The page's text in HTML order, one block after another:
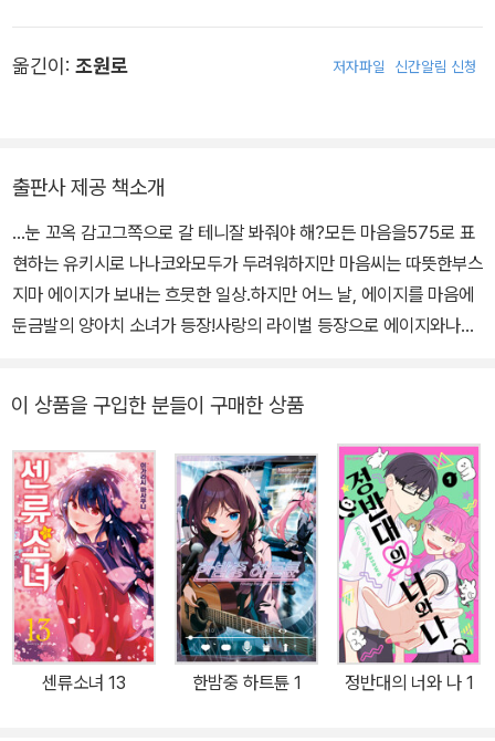
옮긴이: 조원로 저자파일 신간알림 신청
출판사 제공 책소개
…눈 꼬옥 감고그쪽으로 갈 테니잘 봐줘야 해?모든 마음을575로 표
현하는 유키시로 나나코와모두가 두려워하지만 마음씨는 따뜻한부스
지마 에이지가 보내는 흐뭇한 일상.하지만 어느 날, 에이지를 마음에
둔금발의 양아치 소녀가 등장!사랑의 라이벌 등장으로 에이지와나나
이 상품을 구입한 분들이 구매한 상품
센류소녀 13 한밤중 하트튠 1 정반대의 너와 나 1